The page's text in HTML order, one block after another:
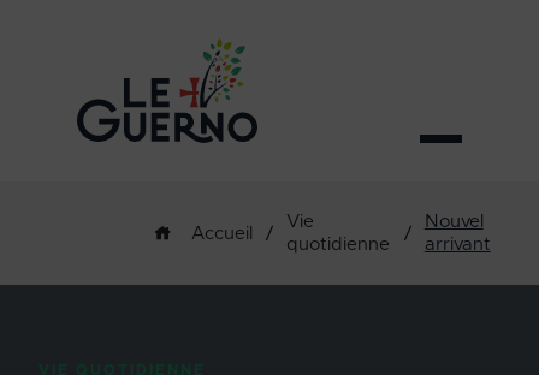
Accueil /
Vie
quotidienne
/
Nouvel
arrivant